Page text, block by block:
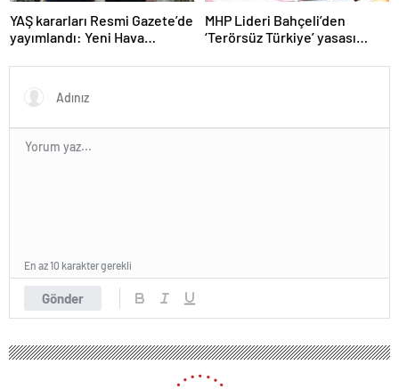
YAŞ kararları Resmi Gazete’de
yayımlandı: Yeni Hava
Orgeneral Rafet Dalkıran
MHP Lideri Bahçeli’den
‘Terörsüz Türkiye’ yasası
Gönder
En az 10 karakter gerekli